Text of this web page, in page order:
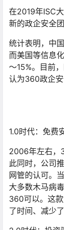
在2019年ISC
新的政企安全团
统计表明，中
而美国等信息
～15%。目前
认为360政企安
1.0时代：免费
2006年左右，
此同时，公司
网管的认可。
大多数木马病
360可以。这
了时间、减少